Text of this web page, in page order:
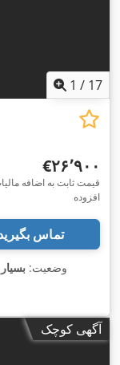
1 / 17
‎€۲۶٬۹۰۰
قیمت ثابت به اضافه
افزوده
تماس
وضعیت:
آگهی کوچک